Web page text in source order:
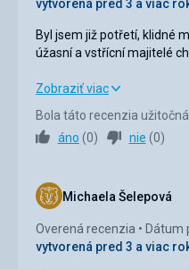
Google Translate
vytvorená pred 3 a viac
Byl jsem již potřetí, klidné
úžasní a vstřícní majitelé
místo pro přenocování a
Byl jsem již potřetí, klidné
dětmi, krásná a upravena
místo pro přenocování a
Strava
Ubytovanie
Zobraziť viac
Bola táto recenzia
áno (0) nie (0)
Michaela Šelepová
Overená recenzia Dátum
vytvorená pred 3 a viac